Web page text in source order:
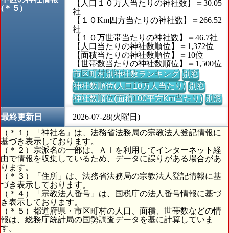
(＊５)
【人口１０万人当たりの神社数】＝30.05
社
【１０Km四方当たりの神社数】＝266.52
社
【１０万世帯当たりの神社数】＝46.7社
【人口当たりの神社数順位】＝1,372位
【面積当たりの神社数順位】＝10位
【世帯数当たりの神社数順位】＝1,500位
市区町村別神社数ランキング 別窓
神社数順位(人口10万人当たり) 別窓
神社数順位(面積100平方Km当たり) 別窓
最終更新日
2026-07-28(火曜日)
（＊１）「神社名」は、法務省法務局の宗教法人登記情報に
基づき表示しております。
（＊２）宗派名の一部は、ＡＩを利用してインターネット経
由で情報を収集しているため、データに誤りがある場合があ
ります。
（＊３）「住所」は、法務省法務局の宗教法人登記情報に基
づき表示しております。
（＊４）「宗教法人番号」は、国税庁の法人番号情報に基づ
き表示しております。
（＊５）都道府県・市区町村の人口、面積、世帯数などの情
報は、総務庁統計局の国勢調査データを基に計算していま
す。